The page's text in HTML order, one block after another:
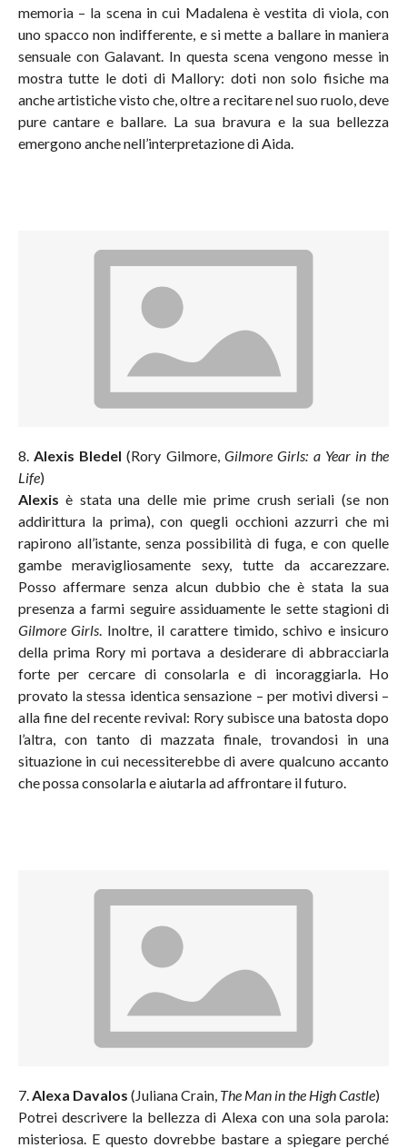
memoria – la scena in cui Madalena è vestita di viola, con
uno spacco non indifferente, e si mette a ballare in maniera
sensuale con Galavant. In questa scena vengono messe in
mostra tutte le doti di Mallory: doti non solo fisiche ma
anche artistiche visto che, oltre a recitare nel suo ruolo, deve
pure cantare e ballare. La sua bravura e la sua bellezza
emergono anche nell’interpretazione di Aida.
8. Alexis Bledel (Rory Gilmore, Gilmore Girls: a Year in the
Life)
Alexis è stata una delle mie prime crush seriali (se non
addirittura la prima), con quegli occhioni azzurri che mi
rapirono all’istante, senza possibilità di fuga, e con quelle
gambe meravigliosamente sexy, tutte da accarezzare.
Posso affermare senza alcun dubbio che è stata la sua
presenza a farmi seguire assiduamente le sette stagioni di
Gilmore Girls. Inoltre, il carattere timido, schivo e insicuro
della prima Rory mi portava a desiderare di abbracciarla
forte per cercare di consolarla e di incoraggiarla. Ho
provato la stessa identica sensazione – per motivi diversi –
alla fine del recente revival: Rory subisce una batosta dopo
l’altra, con tanto di mazzata finale, trovandosi in una
situazione in cui necessiterebbe di avere qualcuno accanto
che possa consolarla e aiutarla ad affrontare il futuro.
7.Alexa Davalos (Juliana Crain, The Man in the High Castle)
Potrei descrivere la bellezza di Alexa con una sola parola:
misteriosa. E questo dovrebbe bastare a spiegare perché